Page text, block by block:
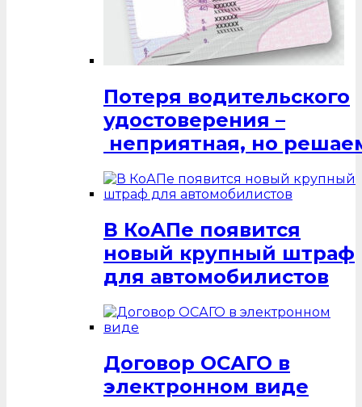
Потеря водительского
удостоверения –
неприятная, но
В КоАПе появится
новый крупный штраф
для автомобилистов
Договор ОСАГО в
электронном виде